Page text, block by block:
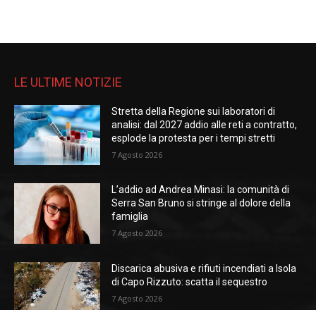
LE ULTIME NOTIZIE
Stretta della Regione sui laboratori di
analisi: dal 2027 addio alle reti a contratto,
esplode la protesta per i tempi stretti
7 Agosto 2026
L’addio ad Andrea Minasi: la comunità di
Serra San Bruno si stringe al dolore della
famiglia
7 Agosto 2026
Discarica abusiva e rifiuti incendiati a Isola
di Capo Rizzuto: scatta il sequestro
7 Agosto 2026